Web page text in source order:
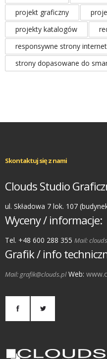
projekt graficzny
projekty katalogów
responsywne strony
strony dopasowane do
Skontaktuj się z nami
Clouds Studio
ul. Składowa 7 lok. 107
Wyceny / informacje:
Tel. +48 600 288 355 Mail:
Grafik / info
Mail: grafik@clouds.plWeb: